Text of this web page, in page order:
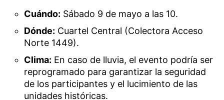
Cuándo: Sábado 9 de mayo a las 10.
Dónde: Cuartel Central (Colectora Acceso
Norte 1449).
Clima: En caso de lluvia, el evento podría ser
reprogramado para garantizar la seguridad
de los participantes y el lucimiento de las
unidades históricas.